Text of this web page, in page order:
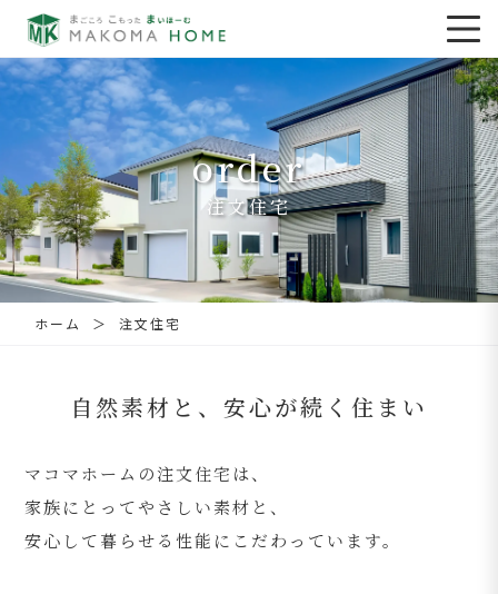
order
注文住宅
横浜・川崎・鎌倉の注文住宅｜
ホーム 注文住宅
自然素材と、安心が続く住まい
マコマホームの注文住宅は、
家族にとってやさしい素材と、
安心して暮らせる性能にこだわっています。